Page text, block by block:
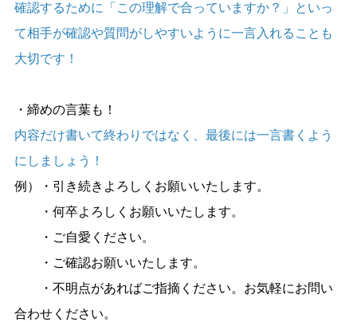
確認するために「この理解で合っていますか？」といっ
て相手が確認や質問がしやすいように一言入れることも
大切です！
・締めの言葉も！
内容だけ書いて終わりではなく、最後には一言書くよう
にしましょう！
例）・引き続きよろしくお願いいたします。
・何卒よろしくお願いいたします。
・ご自愛ください。
・ご確認お願いいたします。
・不明点があればご指摘ください。お気軽にお問い
合わせください。